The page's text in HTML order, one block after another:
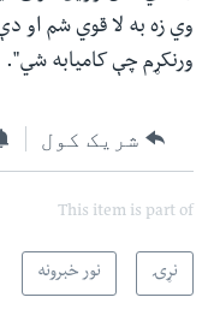
وي زه به لا قوي شم او
ورنکړم چې کامیابه شي".
شریک کول
This item is part of
نړۍ نور خبرونه